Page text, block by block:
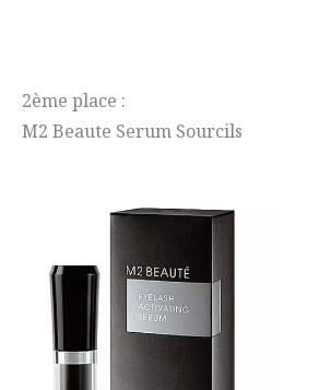
2ème place :
M2 Beaute Serum Sourcils